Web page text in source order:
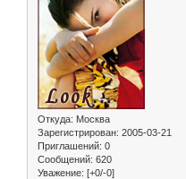
Откуда: Москва
Зарегистрирован: 2005-03-21
Приглашений: 0
Сообщений: 620
Уважение: [+0/-0]